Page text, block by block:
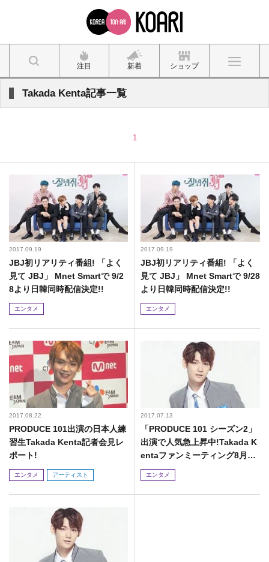
注目 新着 ショップ
Takada Kenta記事一覧
1
2017.09.19
JBJ初リアリティ番組! 「よく
見て JBJ」 Mnet Smartで 9/2
8より日韓同時配信決定!!
エンタメ
2017.09.19
JBJ初リアリティ番組! 「よく
見て JBJ」 Mnet Smartで 9/28
より日韓同時配信決定!!
エンタメ
2017.08.22
PRODUCE 101出演の日本人練
習生Takada Kenta記者会見レ
ポート!
エンタメ アーティスト
2017.07.13
「PRODUCE 101 シーズン2」
出演で人気急上昇中!Takada K
entaファンミーティング8月19
日(土)開催決定!!
エンタメ